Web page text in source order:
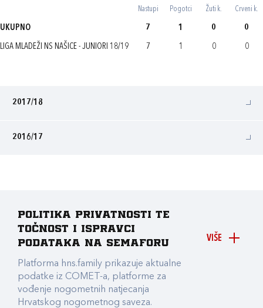
Nastupi Pogotci Žuti k. Crveni k.
UKUPNO 7 1 0 0
LIGA MLADEŽI NS NAŠICE - JUNIORI 18/19 7 1 0 0
2017/18
2016/17
VIŠE
Politika privatnosti te
točnost i ispravci
podataka na Semaforu
Platforma hns.family prikazuje aktualne
podatke iz COMET-a, platforme za
vođenje nogometnih natjecanja
Hrvatskog nogometnog saveza.